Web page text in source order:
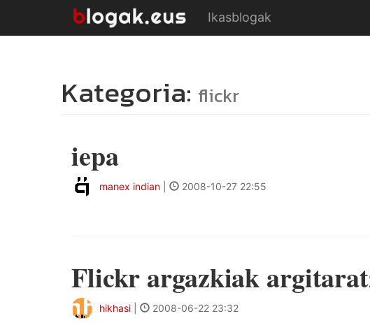
Ikasblogak
Kategoria: flickr
iepa
manex indian 2008-10-27 22:55
Flickr argazkiak
hikhasi 2008-06-22 23:32